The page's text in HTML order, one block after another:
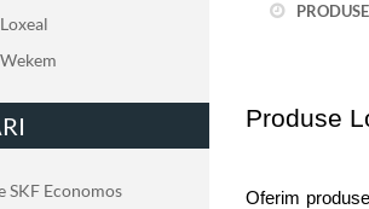
SKF Economos
Produse
Oferim